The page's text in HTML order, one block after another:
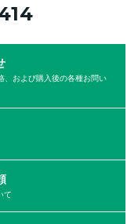
、および購入後の各種お問い
て